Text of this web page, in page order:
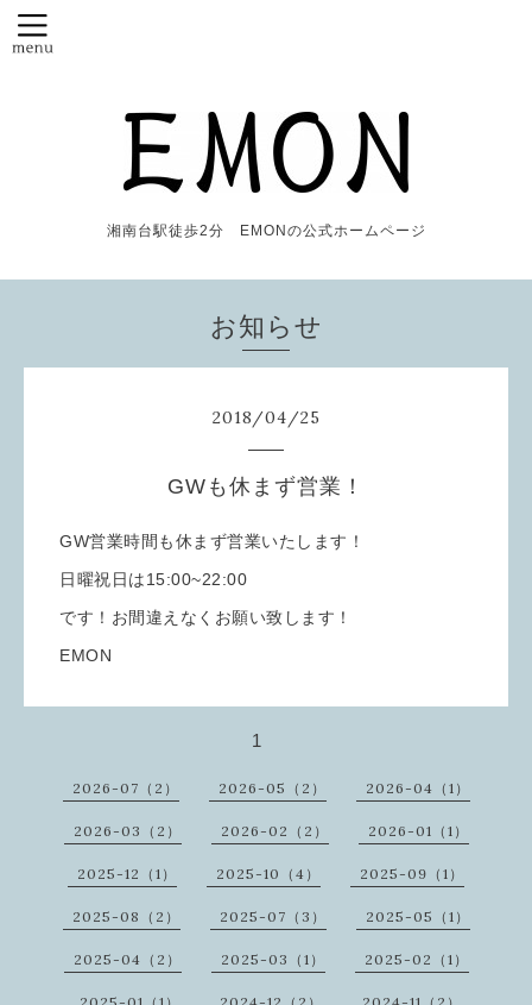
湘南台駅徒歩2分 EMONの公式ホームページ
お知らせ
2018/04/25
GWも休まず営業！
GW営業時間も休まず営業いたします！
日曜祝日は15:00~22:00
です！お間違えなくお願い致します！
EMON
1
2026-07（2） 2026-05（2） 2026-04（1）
2026-03（2） 2026-02（2） 2026-01（1）
2025-12（1） 2025-10（4） 2025-09（1）
2025-08（2） 2025-07（3） 2025-05（1）
2025-04（2） 2025-03（1） 2025-02（1）